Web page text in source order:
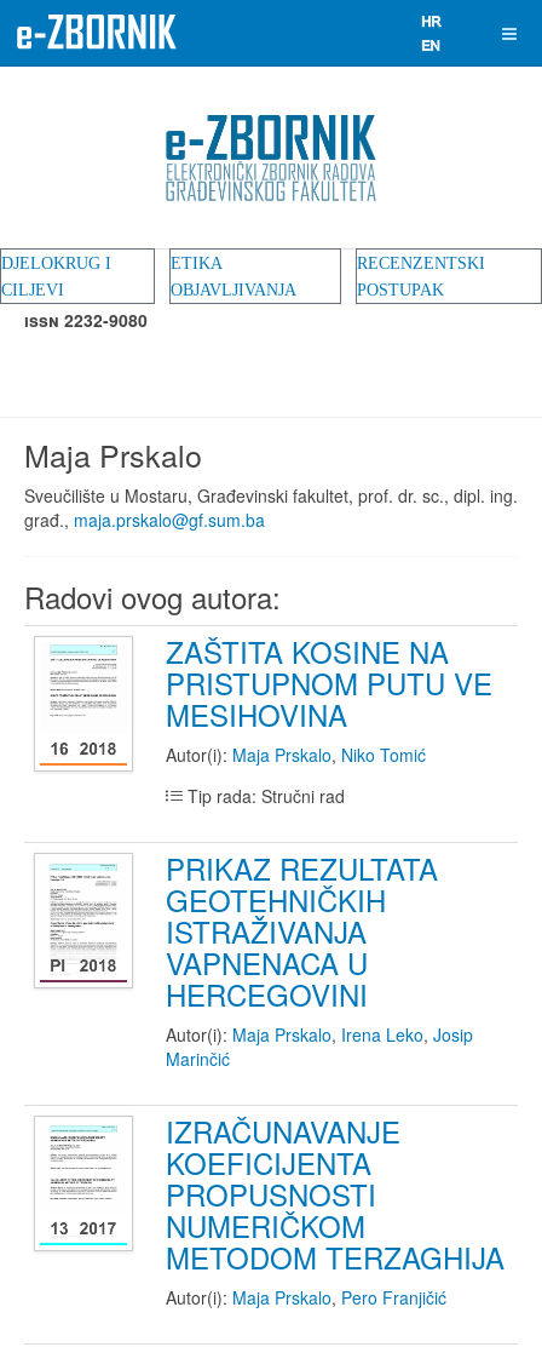
DJELOKRUG I
CILJEVI
ETIKA
OBJAVLJIVANJA
RECENZENTSKI
POSTUPAK
ISSN 2232-9080
Maja Prskalo
Sveučilište u Mostaru, Građevinski fakultet, prof. dr. sc., dipl. ing.
građ., maja.prskalo@gf.sum.ba
Radovi ovog autora:
ZAŠTITA KOSINE NA
PRISTUPNOM PUTU VE
MESIHOVINA
Autor(i): Maja Prskalo, Niko Tomić
Tip rada: Stručni rad
PRIKAZ REZULTATA
GEOTEHNIČKIH
ISTRAŽIVANJA
VAPNENACA U
HERCEGOVINI
Autor(i): Maja Prskalo, Irena Leko, Josip
Marinčić
IZRAČUNAVANJE
KOEFICIJENTA
PROPUSNOSTI
NUMERIČKOM
METODOM TERZAGHIJA
Autor(i): Maja Prskalo, Pero Franjičić